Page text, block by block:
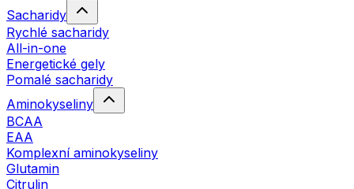
Sacharidy
Rychlé sacharidy
All-in-one
Energetické gely
Pomalé sacharidy
Aminokyseliny
BCAA
EAA
Komplexní aminokyseliny
Glutamin
Citrulin